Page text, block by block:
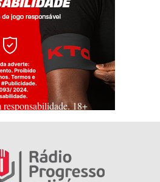
responsabilidade. 18+